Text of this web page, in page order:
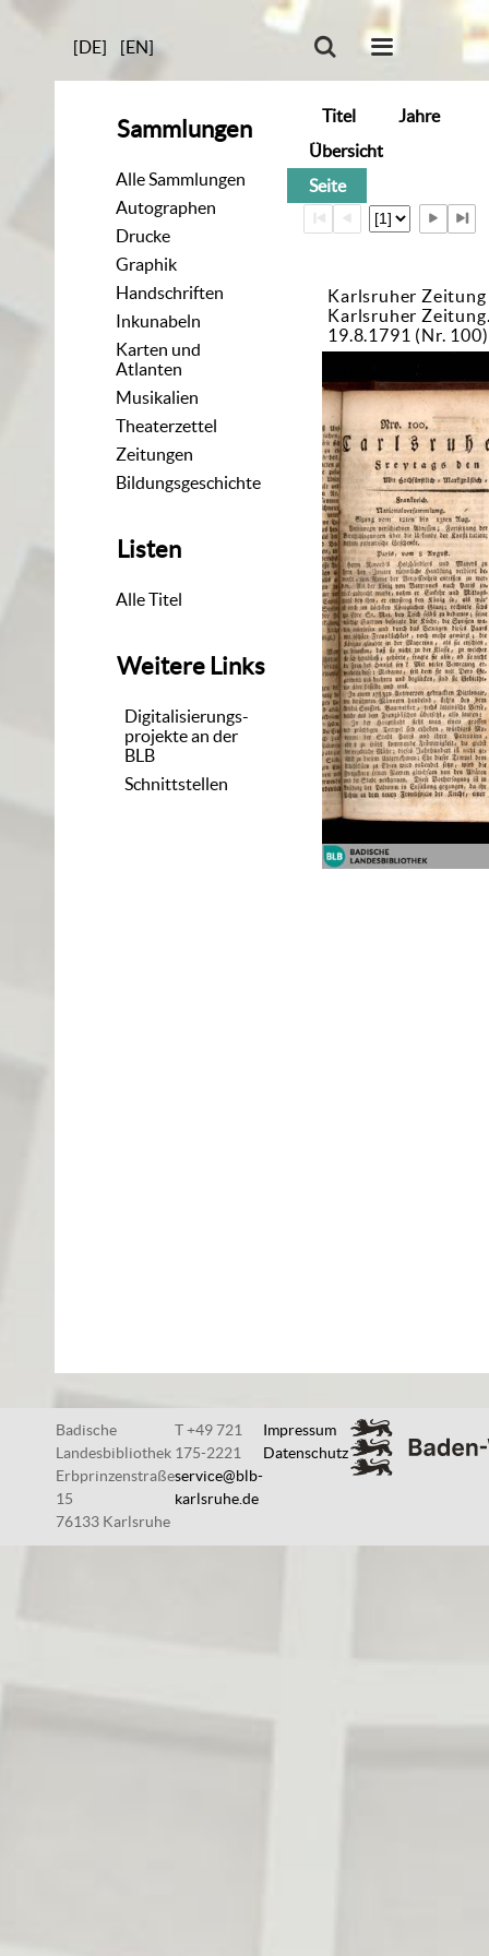
[DE] [EN]
Sammlungen
Alle Sammlungen
Autographen
Drucke
Graphik
Handschriften
Inkunabeln
Karten und
Atlanten
Musikalien
Theaterzettel
Zeitungen
Bildungsgeschichte
Listen
Alle Titel
Weitere Links
Digitalisierungs-
projekte an der
BLB
Schnittstellen
Titel
Jahre
Übersicht
Seite
Karlsruher Zeitung
Karlsruher
19.8.1791 (Nr. 100)
Badische
Landesbibliothek
Erbprinzenstraße
15
76133 Karlsruhe
T +49 721
175-2221
service@blb-
karlsruhe.de
Impressum
Datenschutz